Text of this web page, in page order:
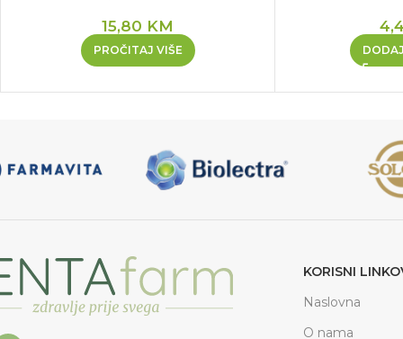
15,80 KM
PROČITAJ VIŠE
KORISNI
Naslovna
O nama